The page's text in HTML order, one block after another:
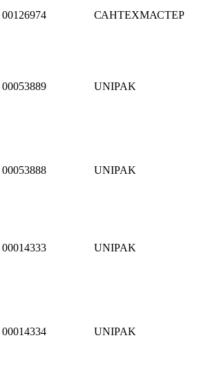
00126974 САНТЕХМАСТЕР
00053889 UNIPAK
00053888 UNIPAK
00014333 UNIPAK
00014334 UNIPAK